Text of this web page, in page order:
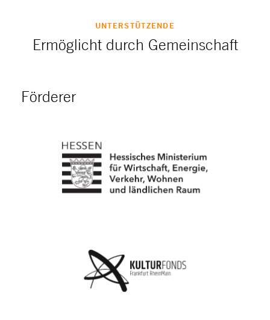
UNTERSTÜTZENDE
Ermöglicht durch Gemeinschaft
Förderer